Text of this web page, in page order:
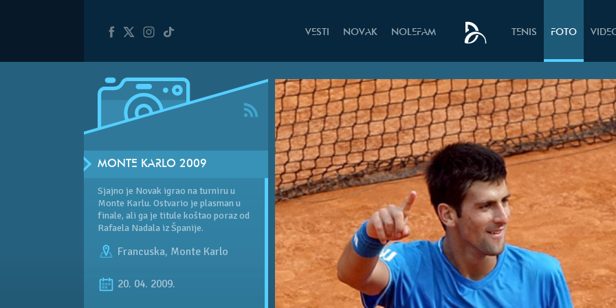
VESTI NOVAK NOLEFAM TENIS FOTO
MONTE KARLO 2009
Sjajno je Novak igrao na turniru u
Monte Karlu. Ostvario je plasman u
finale, ali ga je titule koštao poraz od
Rafaela Nadala iz Španije.
Francuska, Monte Karlo
20. 04. 2009.